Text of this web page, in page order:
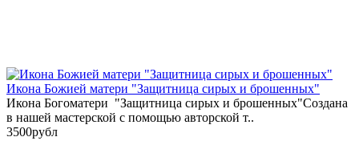
Икона Божией матери "Защитница сирых и брошенных"
Икона Богоматери "Защитница сирых и брошенных"Создана
в нашей мастерской с помощью авторской т..
3500рубл